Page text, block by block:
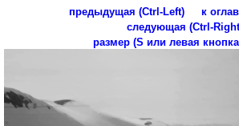
предыдущая (Ctrl-Left)
к
следующая (Ctrl-
размер (S или левая